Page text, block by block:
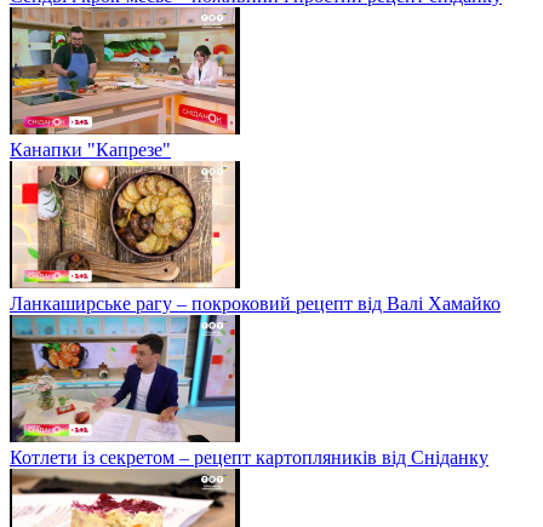
Канапки "Капрезе"
Ланкаширське рагу – покроковий рецепт від Валі Хамайко
Котлети із секретом – рецепт картопляників від Сніданку